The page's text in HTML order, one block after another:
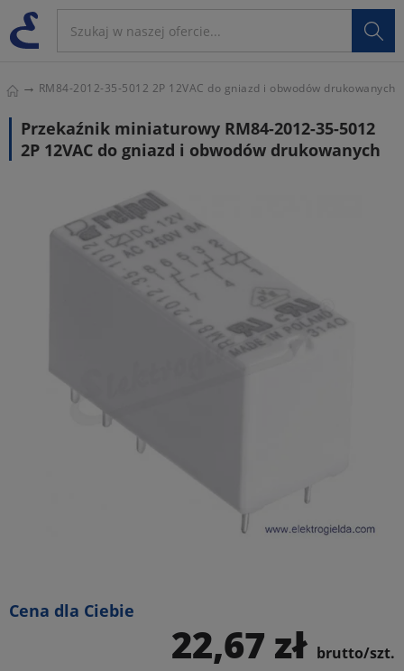

RM84-2012-35-5012 2P 12VAC do gniazd i obwodów drukowanych
Przekaźnik miniaturowy RM84-2012-35-5012
2P 12VAC do gniazd i obwodów drukowanych
Cena dla Ciebie
22,67 zł brutto/szt.